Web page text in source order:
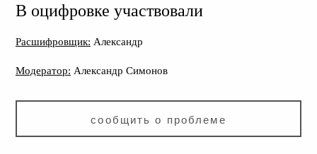
В оцифровке участвовали
Расшифровщик: Александр
Модератор: Александр Симонов
сообщить о проблеме